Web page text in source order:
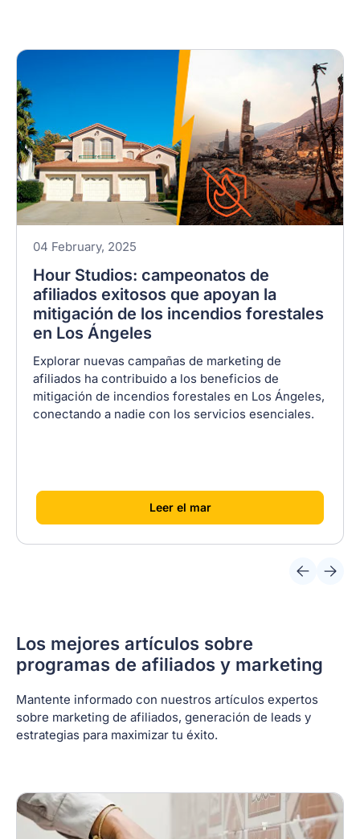
04 February, 2025
Hour Studios: campeonatos de
afiliados exitosos que apoyan la
mitigación de los incendios forestales
en Los Ángeles
Explorar nuevas campañas de marketing de
afiliados ha contribuido a los beneficios de
mitigación de incendios forestales en Los Ángeles,
conectando a nadie con los servicios esenciales.
[Leer el mar]
Los mejores artículos sobre
programas de afiliados y marketing
Mantente informado con nuestros artículos expertos
sobre marketing de afiliados, generación de leads y
estrategias para maximizar tu éxito.